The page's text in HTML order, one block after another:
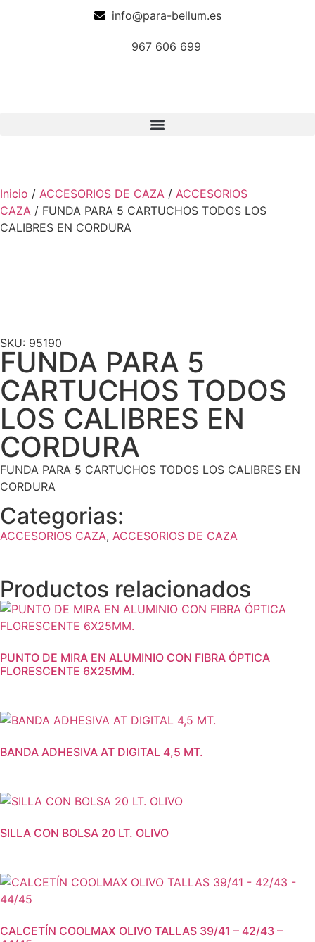
info@para-bellum.es
967 606 699
Inicio / ACCESORIOS DE CAZA / ACCESORIOS
CAZA / FUNDA PARA 5 CARTUCHOS TODOS LOS
CALIBRES EN CORDURA
SKU: 95190
FUNDA PARA 5
CARTUCHOS TODOS
LOS CALIBRES EN
CORDURA
FUNDA PARA 5 CARTUCHOS TODOS LOS CALIBRES EN
CORDURA
Categorias:
ACCESORIOS CAZA, ACCESORIOS DE CAZA
Productos relacionados
PUNTO DE MIRA EN ALUMINIO CON FIBRA ÓPTICA
FLORESCENTE 6X25MM.
BANDA ADHESIVA AT DIGITAL 4,5 MT.
SILLA CON BOLSA 20 LT. OLIVO
CALCETÍN COOLMAX OLIVO TALLAS 39/41 – 42/43 –